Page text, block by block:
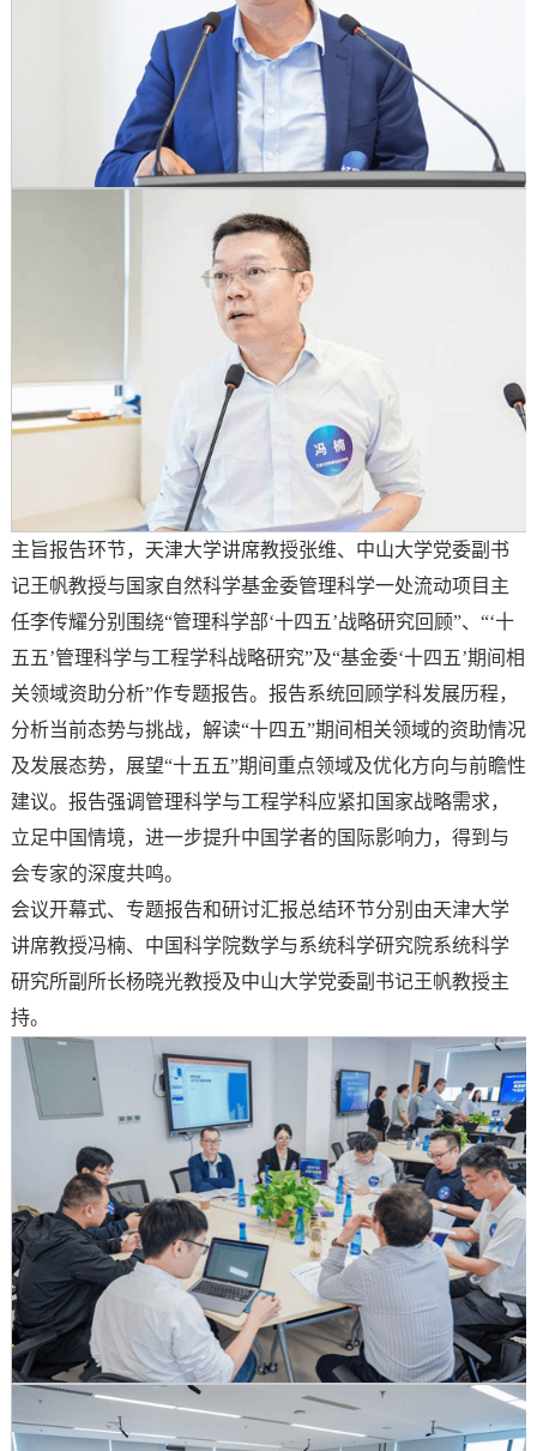
主旨报告环节，天津大学讲席教授张维、中山大学党委副书
记王帆教授与国家自然科学基金委管理科学一处流动项目主
任李传耀分别围绕“管理科学部‘十四五’战略研究回顾”、“‘十
五五’管理科学与工程学科战略研究”及“基金委‘十四五’期间相
关领域资助分析”作专题报告。报告系统回顾学科发展历程，
分析当前态势与挑战，解读“十四五”期间相关领域的资助情况
及发展态势，展望“十五五”期间重点领域及优化方向与前瞻性
建议。报告强调管理科学与工程学科应紧扣国家战略需求，
立足中国情境，进一步提升中国学者的国际影响力，得到与
会专家的深度共鸣。
会议开幕式、专题报告和研讨汇报总结环节分别由天津大学
讲席教授冯楠、中国科学院数学与系统科学研究院系统科学
研究所副所长杨晓光教授及中山大学党委副书记王帆教授主
持。